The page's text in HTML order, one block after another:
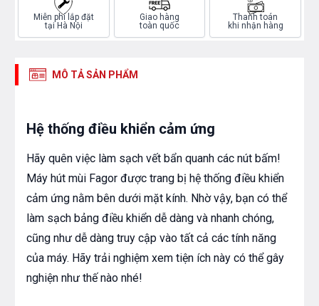
Miễn phí lắp đặt
tại Hà Nội
Giao hàng
toàn quốc
Thanh toán
khi nhận hàng
MÔ TẢ SẢN PHẨM
Hệ thống điều khiển cảm ứng
Hãy quên việc làm sạch vết bẩn quanh các nút bấm!
Máy hút mùi Fagor được trang bị hệ thống điều khiển
cảm ứng nằm bên dưới mặt kính. Nhờ vậy, bạn có thể
làm sạch bảng điều khiển dễ dàng và nhanh chóng,
cũng như dễ dàng truy cập vào tất cả các tính năng
của máy. Hãy trải nghiệm xem tiện ích này có thể gây
nghiện như thế nào nhé!